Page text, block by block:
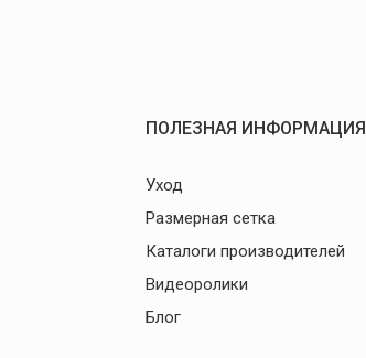
ПОЛЕЗНАЯ ИНФОРМАЦИЯ
Уход
Размерная сетка
Каталоги производителей
Видеоролики
Блог